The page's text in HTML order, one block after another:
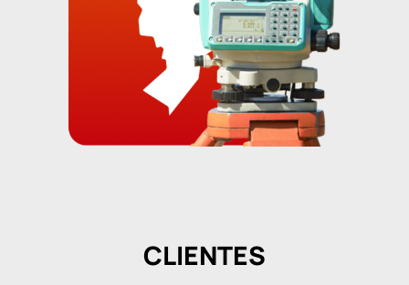
CLIENTES